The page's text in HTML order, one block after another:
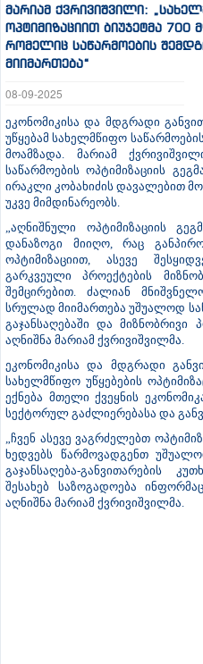
მარიამ ქვრივიშვილი:
ოპტიმიზაციით ბიუჯეტმა
რომელიც საწარმოების
მიიმართება“
08-09-2025
ეკონომიკისა და მდგრადი
უწყებამ სახელმწიფო
მოამზადა. მარიამ
საწარმოების ოპტიმიზაციის
ირაკლი კობახიძის დავალებით
უკვე მიმდინარეობს.
„აღნიშნული ოპტიმიზაციის
დანაზოგი მიიღო, რაც
ოპტიმიზაციით, ასევე
გარკვეული პროექტების
შემცირებით. ძალიან
სრულად მიიმართება უშუალოდ
გაჯანსაღებაში და მიზნობრივი
აღნიშნა მარიამ ქვრივიშვილმა.
ეკონომიკისა და მდგრადი
სახელმწიფო უწყებების
ექნება მთელი ქვეყნის
სექტორულ გაძლიერებასა და
„ჩვენ ასევე ვაგრძელებთ
ხედვებს წარმოვადგენთ
გაჯანსაღება-განვითარების
შესახებ საზოგადოება
აღნიშნა მარიამ ქვრივიშვილმა.